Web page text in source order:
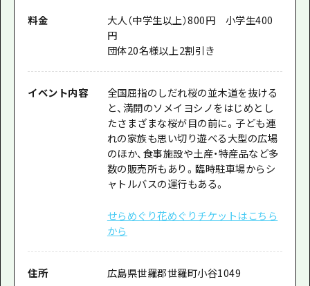
料金
大人（中学生以上）800円 小学生400
円
団体20名様以上2割引き
イベント内容
全国屈指のしだれ桜の並木道を抜ける
と、満開のソメイヨシノをはじめとし
たさまざまな桜が目の前に。子ども連
れの家族も思い切り遊べる大型の広場
のほか、食事施設や土産・特産品など多
数の販売所もあり。臨時駐車場からシ
ャトルバスの運行もある。
せらめぐり花めぐりチケットはこちら
から
住所 広島県世羅郡世羅町小谷1049